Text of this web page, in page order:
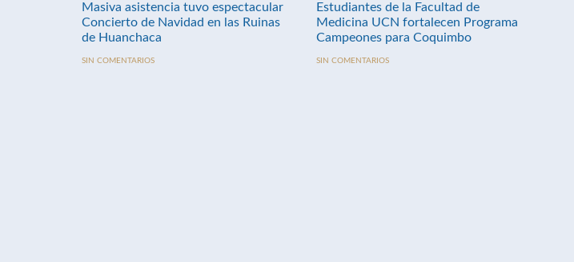
Masiva asistencia tuvo espectacular
Concierto de Navidad en las Ruinas
de Huanchaca
SIN COMENTARIOS
Estudiantes de la Facultad de
Medicina UCN fortalecen Programa
Campeones para Coquimbo
SIN COMENTARIOS